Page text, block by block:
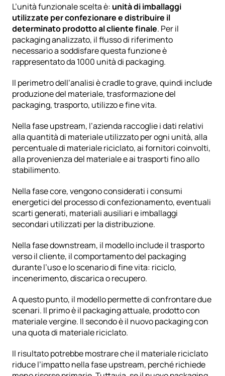
L’unità funzionale scelta è: unità di imballaggi
utilizzate per confezionare e distribuire il
determinato prodotto al cliente finale. Per il
packaging analizzato, il flusso di riferimento
necessario a soddisfare questa funzione è
rappresentato da 1000 unità di packaging.
Il perimetro dell’analisi è cradle to grave, quindi include
produzione del materiale, trasformazione del
packaging, trasporto, utilizzo e fine vita.
Nella fase upstream, l’azienda raccoglie i dati relativi
alla quantità di materiale utilizzato per ogni unità, alla
percentuale di materiale riciclato, ai fornitori coinvolti,
alla provenienza del materiale e ai trasporti fino allo
stabilimento.
Nella fase core, vengono considerati i consumi
energetici del processo di confezionamento, eventuali
scarti generati, materiali ausiliari e imballaggi
secondari utilizzati per la distribuzione.
Nella fase downstream, il modello include il trasporto
verso il cliente, il comportamento del packaging
durante l’uso e lo scenario di fine vita: riciclo,
incenerimento, discarica o recupero.
A questo punto, il modello permette di confrontare due
scenari. Il primo è il packaging attuale, prodotto con
materiale vergine. Il secondo è il nuovo packaging con
una quota di materiale riciclato.
Il risultato potrebbe mostrare che il materiale riciclato
riduce l’impatto nella fase upstream, perché richiede